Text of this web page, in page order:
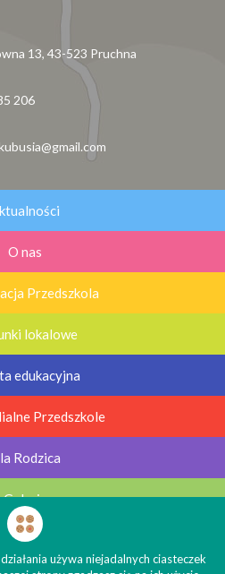
13, 43-523 Pruchna
206
O nas
Przedszkola
lokalowe
edukacyjna
Przedszkole
Rodzica
Galerie
Kontakt
używa niejadalnych ciasteczek